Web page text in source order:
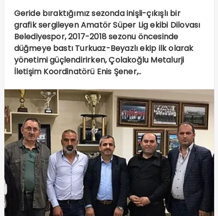
Geride bıraktığımız sezonda inişli-çıkışlı bir
grafik sergileyen Amatör Süper Lig ekibi Dilovası
Belediyespor, 2017-2018 sezonu öncesinde
düğmeye bastı Turkuaz-Beyazlı ekip ilk olarak
yönetimi güçlendirirken, Çolakoğlu Metalurji
İletişim Koordinatörü Enis Şener,..